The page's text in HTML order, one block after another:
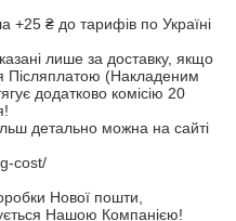
+25 ₴ до тарифів по Україні
лише за доставку, якщо
(Накладеним
додатково комісію 20
детально можна на сайті
cost/
Нової пошти,
Нашою Компанією!